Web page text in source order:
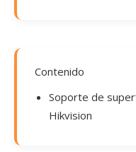
Contenido
Soporte de
Hikvision